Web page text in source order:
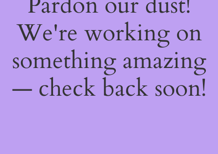
We're working on
something amazing
— check back soon!